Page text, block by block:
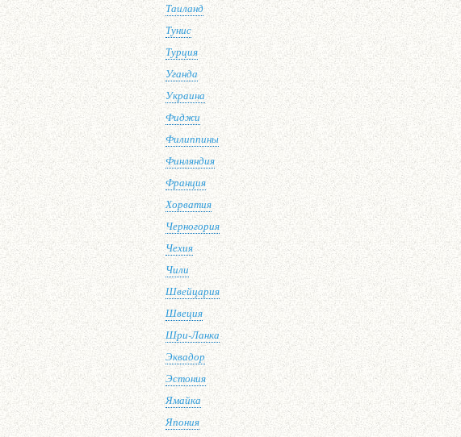
Таиланд
Тунис
Турция
Уганда
Украина
Фиджи
Филиппины
Финляндия
Франция
Хорватия
Черногория
Чехия
Чили
Швейцария
Швеция
Шри-Ланка
Эквадор
Эстония
Ямайка
Япония